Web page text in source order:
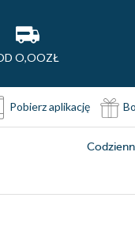
O,OOZŁ
Pobierz aplikację